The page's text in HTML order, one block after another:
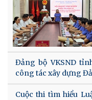
Đảng bộ VKSND
công tác xây dựng
Cuộc thi tìm hiểu